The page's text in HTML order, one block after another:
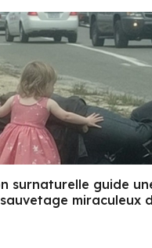
surnaturelle guide
miraculeux